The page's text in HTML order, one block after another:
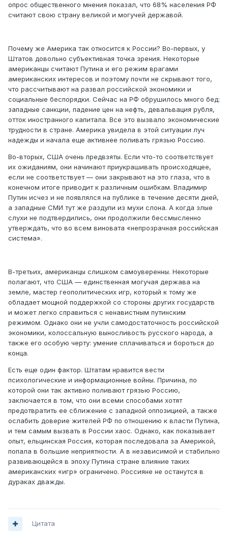
опрос общественного мнения показал, что 68% населения РФ
считают свою страну великой и могучей державой.
Почему же Америка так относится к России? Во-первых, у
Штатов довольно субъективная точка зрения. Некоторые
американцы считают Путина и его режим врагами
американских интересов и поэтому почти не скрывают того,
что рассчитывают на развал российской экономики и
социальные беспорядки. Сейчас на РФ обрушилось много бед:
западные санкции, падение цен на нефть, девальвация рубля,
отток иностранного капитала. Все это вызвало экономические
трудности в стране. Америка увидела в этой ситуации луч
надежды и начала еще активнее поливать грязью Россию.
Во-вторых, США очень предвзяты. Если что-то соответствует
их ожиданиям, они начинают приукрашивать происходящее,
если не соответствует — они закрывают на это глаза, что в
конечном итоге приводит к различным ошибкам. Владимир
Путин исчез и не появлялся на публике в течение десяти дней,
а западные СМИ тут же раздули из мухи слона. А когда злые
слухи не подтвердились, они продолжили бессмысленно
утверждать, что во всем виновата «непрозрачная российская
система».
В-третьих, американцы слишком самоуверенны. Некоторые
полагают, что США — единственная могучая держава на
земле, мастер геополитических игр, который к тому же
обладает мощной поддержкой со стороны других государств
и может легко справиться с ненавистным путинским
режимом. Однако они не учли самодостаточность российской
экономики, колоссальную выносливость русского народа, а
также его особую черту: умение сплачиваться и бороться до
конца.
Есть еще один фактор. Штатам нравится вести
психологические и информационные войны. Причина, по
которой они так активно поливают грязью Россию,
заключается в том, что они всеми способами хотят
предотвратить ее сближение с западной оппозицией, а также
ослабить доверие жителей РФ по отношению к власти Путина,
и тем самым вызвать в России хаос. Однако, как показывает
опыт, ельцинская Россия, которая последовала за Америкой,
попала в большие неприятности. А в независимой и стабильно
развивающейся в эпоху Путина стране влияние таких
американских «игр» ограничено. Россияне не останутся в
дураках дважды.
Цитата